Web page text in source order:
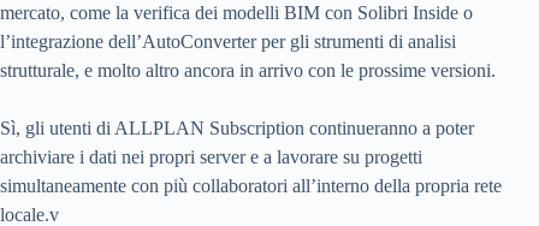
mercato, come la verifica dei modelli BIM con Solibri Inside o
l’integrazione dell’AutoConverter per gli strumenti di analisi
strutturale, e molto altro ancora in arrivo con le prossime versioni.
Sì, gli utenti di ALLPLAN Subscription continueranno a poter
archiviare i dati nei propri server e a lavorare su progetti
simultaneamente con più collaboratori all’interno della propria rete
locale.v